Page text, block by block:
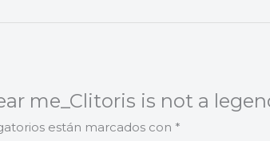
me_Clitoris is not a
están marcados con *